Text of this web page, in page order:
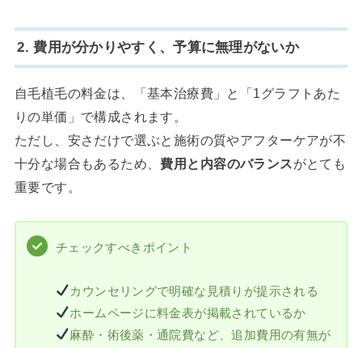
2. 費用が分かりやすく、予算に無理がないか
自毛植毛の料金は、「基本治療費」と「1グラフトあた
りの単価」で構成されます。
ただし、安さだけで選ぶと施術の質やアフターケアが不
十分な場合もあるため、費用と内容のバランスがとても
重要です。
チェックすべきポイント
カウンセリングで明確な見積りが提示される
ホームページに料金表が掲載されているか
麻酔・術後薬・通院費など、追加費用の有無が